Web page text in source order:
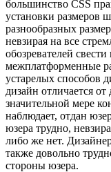
большинство CSS
установки размеров
разнообразных
невзирая на все
обозревателей
межплатформенные
устарелых способов
дизайн отличается
значительной мере
наблюдает, отдан
юзера трудно,
либо же нет.
также довольно
стороны юзера.